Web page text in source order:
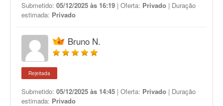
Submetido: 05/12/2025 às 16:19 | Oferta: Privado | Duração
estimada: Privado
Bruno N.
Rejeitada
Submetido: 05/12/2025 às 14:45 | Oferta: Privado | Duração
estimada: Privado